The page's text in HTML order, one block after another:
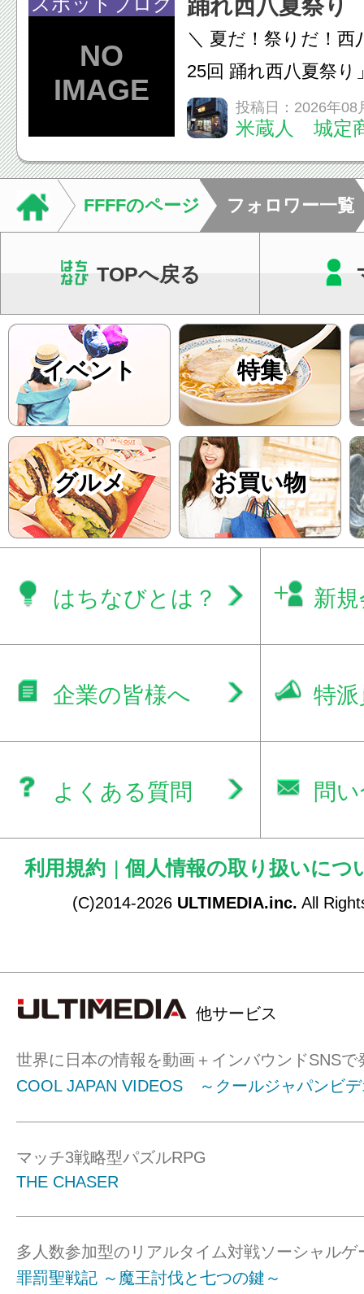
います。必要に応じ
ン・CT・MRIなどの
踊れ西八夏祭り
＼ 夏だ！祭りだ！西
25回 踊れ西八夏祭
てくる！ 伝統の【阿
情熱の【よさこいソ
結！数多くの団体が
店街を舞台に最高の
投稿日：2026年08
米蔵人 城定
FFFFのページ フォロワー一覧
TOPへ戻る
イベント 特集
グルメ お買い物
はちなびとは？ 新
企業の皆様へ 特
よくある質問 問
利用規約 | 個人情報の取り扱いにつ
(C)2014-2026 ULTIMEDIA.inc. All
他サービス
世界に日本の情報を動画＋インバウンドSNSで
COOL JAPAN VIDEOS ～クールジャパンビ
マッチ3戦略型パズルRPG
THE CHASER
多人数参加型のリアルタイム対戦ソーシャルゲ
罪罰聖戦記 ～魔王討伐と七つの鍵～